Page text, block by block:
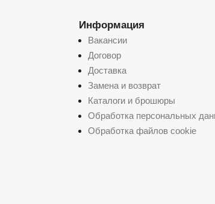
Информация
Вакансии
Договор
Доставка
Замена и возврат
Каталоги и брошюры
Обработка персональных
Обработка файлов cookie